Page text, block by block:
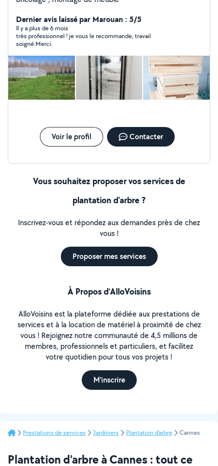
Dernier avis laissé par Marouan : 5/5
Il y a plus de 6 mois
très professionnel ! je vous le recommande, travail
soigné.Merci.
Voir le profil Contacter
Vous souhaitez proposer vos services de
plantation d'arbre ?
Inscrivez-vous et répondez aux demandes près de chez
vous !
Proposer mes services
À Propos d’AlloVoisins
AlloVoisins est la plateforme dédiée aux prestations de
services et à la location de matériel à proximité de chez
vous ! Rejoignez notre communauté de 4,5 millions de
membres, professionnels et particuliers, et facilitez
votre quotidien pour tous vos projets !
M'inscrire
Prestations de services Jardiniers Plantation d'arbre Cannes
Plantation d'arbre à Cannes : tout ce